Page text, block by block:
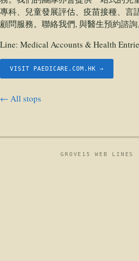
專科、兒童發展評估、疫苗接種、言
顧問服務。聯絡我們, 與醫生預約諮詢
Line: Medical Accounts & Health
VISIT PAEDICARE.COM.HK →
← All stops
GROVE15 WEB